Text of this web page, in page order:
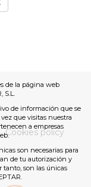
Cookies policy
de la página web
S.L.
de información que se
que visitas nuestra
a empresas
son necesarias para
de tu autorización y
tanto, son las únicas